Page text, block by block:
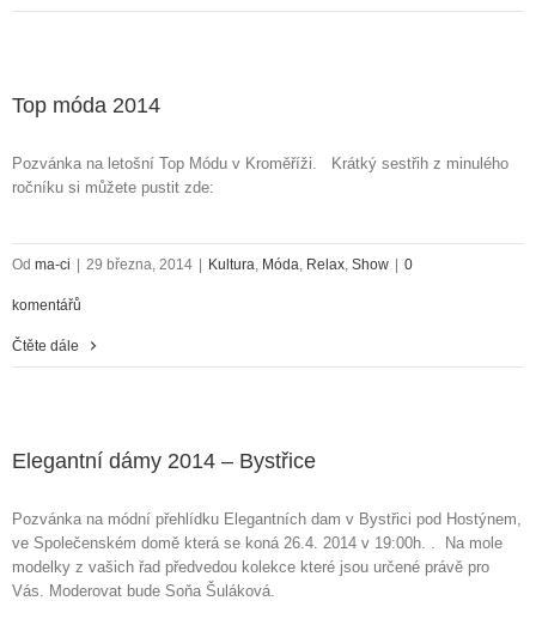
Top móda 2014
Pozvánka na letošní Top Módu v Kroměříži. Krátký sestřih z minulého
ročníku si můžete pustit zde:
Od ma-ci 29 března, 2014 Kultura, Móda, Relax, Show 0
komentářů
Čtěte dále
Elegantní dámy 2014 – Bystřice
Pozvánka na módní přehlídku Elegantních dam v Bystřici pod Hostýnem,
ve Společenském domě která se koná 26.4. 2014 v 19:00h. . Na mole
modelky z vašich řad předvedou kolekce které jsou určené právě pro
Vás. Moderovat bude Soňa Šuláková.